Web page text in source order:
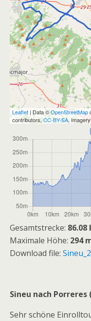
Leaflet | Data ©OpenStreetMap
contributors,CC-BY-SA,
Gesamtstrecke: 86.08
Maximale Höhe: 294
Download file:
Sineu nach Porreres
Sehr schöne